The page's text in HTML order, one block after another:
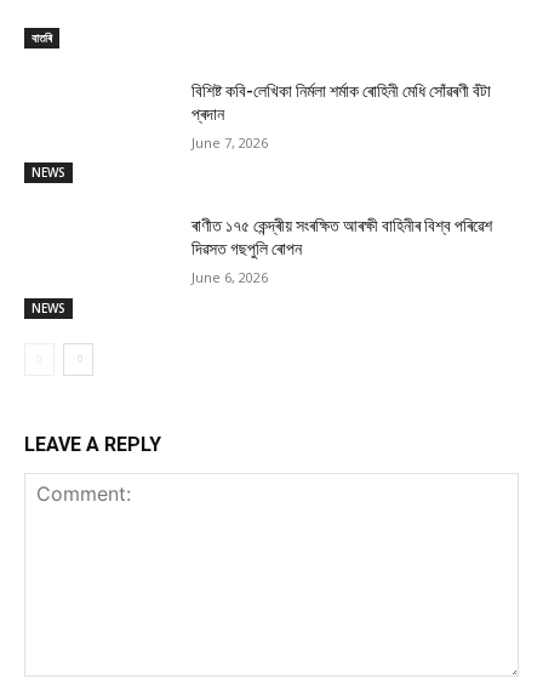
বাতৰি
NEWS
বিশিষ্ট কবি-লেখিকা নিৰ্মলা শৰ্মাক ৰোহিনী মেধি সোঁৱৰণী বঁটা
প্ৰদান
June 7, 2026
NEWS
ৰাণীত ১৭৫ কেন্দ্ৰীয় সংৰক্ষিত আৰক্ষী বাহিনীৰ বিশ্ব পৰিৱেশ
দিৱসত গছপুলি ৰোপন
June 6, 2026
LEAVE A REPLY